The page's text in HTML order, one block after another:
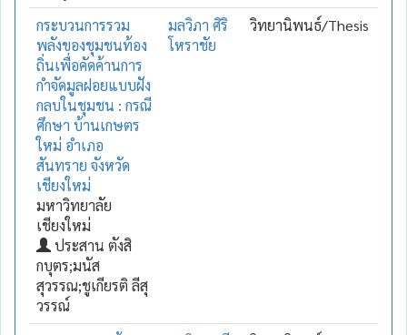
กระบวนการรวม
พลังของชุมชนท้อง
ถิ่นเพื่อคัดค้านการ
กำจัดมูลฝอยแบบฝัง
กลบในชุมชน : กรณี
ศึกษา บ้านเกษตร
ใหม่ อำเภอ
สันทราย จังหวัด
เชียงใหม่
มหาวิทยาลัย
เชียงใหม่
ประสาน ตังสิ
กบุตร;มนัส
สุวรรณ;ชูเกียรติ ลีสุ
วรรณ์
มลวิภา ศิริ
โหราชัย
วิทยานิพนธ์/Thesis